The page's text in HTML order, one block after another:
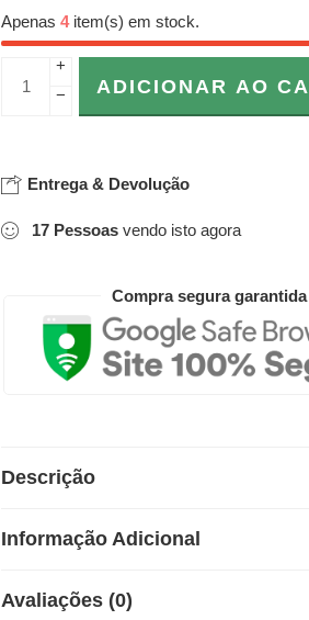
Apenas 4item(s) em stock.
+
−
ADICIONAR AO
Entrega & Devolução
17 Pessoas vendo isto agora
Compra segura garantida
Descrição
Informação Adicional
Avaliações (0)